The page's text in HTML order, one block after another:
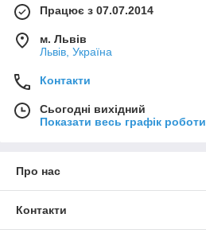
Працює з 07.07.2014
м. Львів
Львів, Україна
Контакти
Сьогодні вихідний
Показати весь графік роботи
Про нас
Контакти